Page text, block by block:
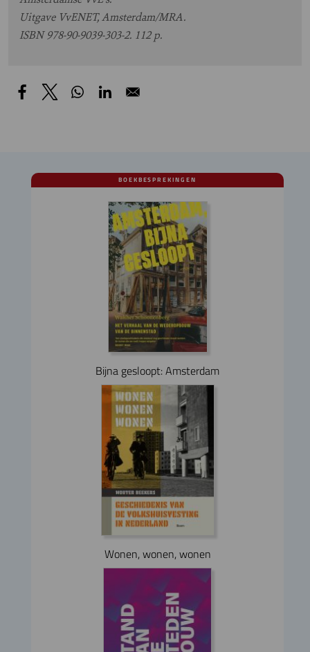
Uitgave VvENET, Amsterdam/MRA.
ISBN 978-90-9039-303-2. 112 p.
BOEKBESPREKINGEN
Bijna gesloopt: Amsterdam
Wonen, wonen, wonen